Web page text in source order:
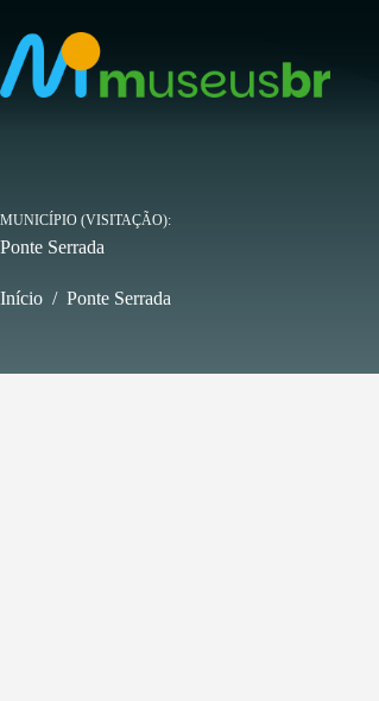
para
conteúdo
MUNICÍPIO (VISITAÇÃO)
Ponte Serrada
Início / Ponte Serrada